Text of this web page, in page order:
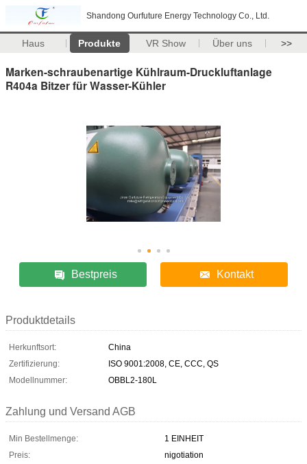
Shandong Ourfuture Energy Technology Co., Ltd.
Haus Produkte VR Show Über uns >>
Marken-schraubenartige Kühlraum-Druckluftanlage
R404a Bitzer für Wasser-Kühler
Bestpreis Kontakt
Produktdetails
Herkunftsort:
China
Zertifizierung:
ISO 9001:2008, CE, CCC, QS
Modellnummer:
OBBL2-180L
Zahlung und Versand AGB
Min Bestellmenge:
1 EINHEIT
Preis:
nigotiation